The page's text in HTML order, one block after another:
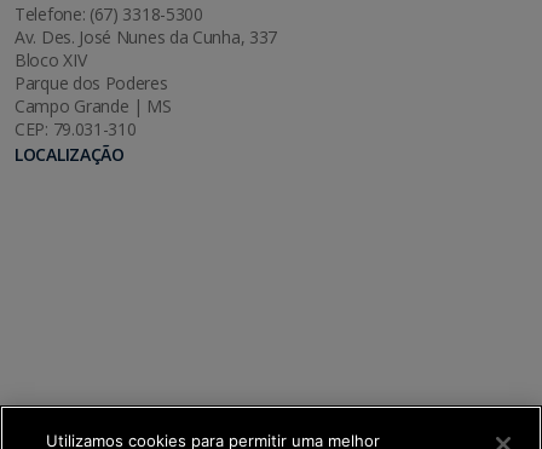
Telefone: (67) 3318-5300
Av. Des. José Nunes da Cunha, 337
Bloco XIV
Parque dos Poderes
Campo Grande | MS
CEP: 79.031-310
LOCALIZAÇÃO
Utilizamos cookies para permitir uma melhor